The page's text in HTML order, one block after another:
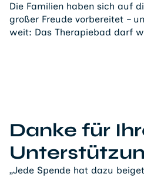
Die Familien haben sich auf
großer Freude vorbereitet –
weit: Das Therapiebad darf
Danke für
„Jede Spende hat dazu